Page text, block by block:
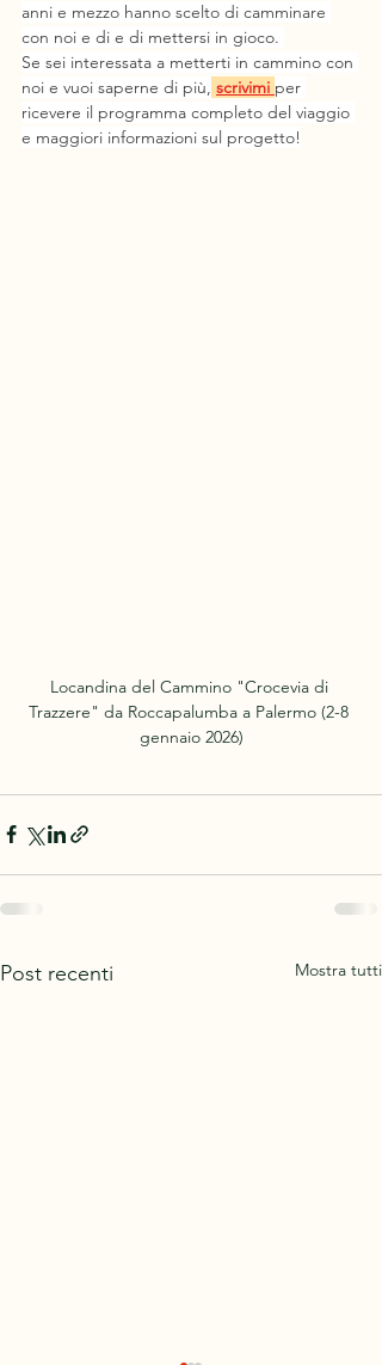
anni e mezzo hanno scelto di camminare
con noi e di e di mettersi in gioco.
Se sei interessata a metterti in cammino con
noi e vuoi saperne di più, scrivimi per
ricevere il programma completo del viaggio
e maggiori informazioni sul progetto!
Locandina del Cammino "Crocevia di
Trazzere" da Roccapalumba a Palermo (2-8
gennaio 2026)
Post recenti Mostra tutti